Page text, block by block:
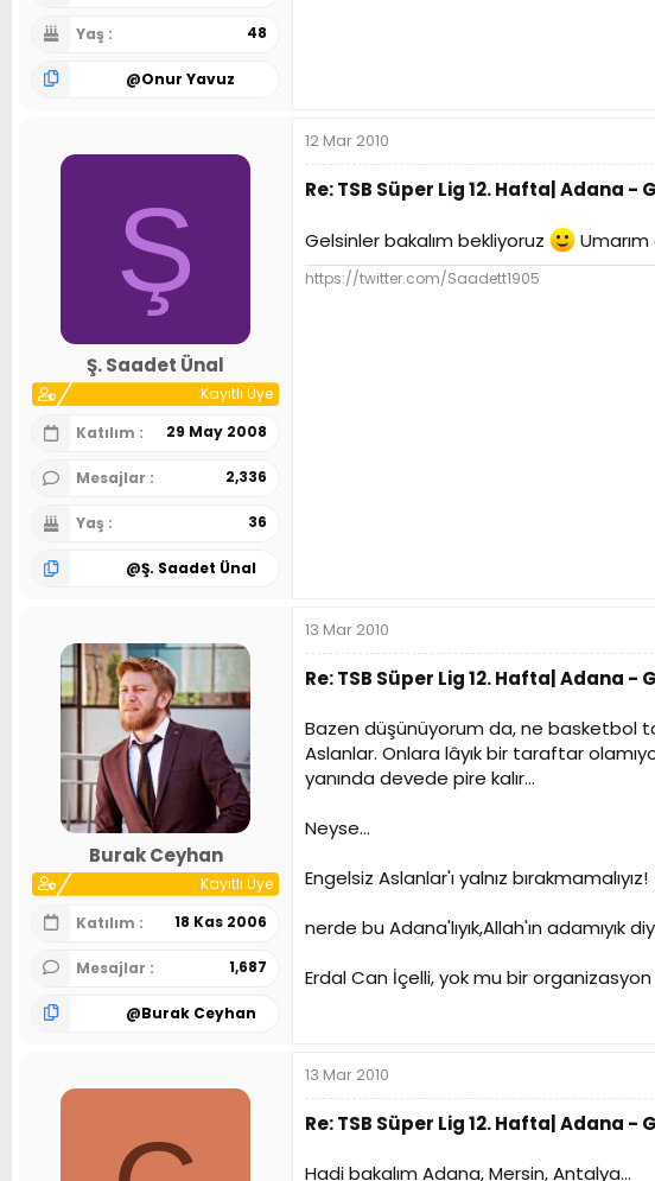
Yaş 48
@Onur Yavuz
Ş
Ş. Saadet Ünal
Kayıtlı Üye
Katılım
29 May 2008
Mesajlar 2,336
Yaş 36
@Ş. Saadet Ünal
12 Mar 2010
Re: TSB Süper Lig 12. Hafta| Adana -
Gelsinler bakalım bekliyoruz Umarım
https://twitter.com/Saadett1905
Burak Ceyhan
Kayıtlı Üye
Katılım
18 Kas 2006
Mesajlar 1,687
@Burak Ceyhan
13 Mar 2010
Re: TSB Süper Lig 12. Hafta| Adana -
Bazen düşünüyorum da, ne basketbol
Aslanlar. Onlara lâyık bir taraftar
yanında devede pire kalır...
Neyse...
Engelsiz Aslanlar'ı yalnız bırakmamalıyız!
nerde bu Adana'lıyık,Allah'ın adamıyık
Erdal Can İçelli, yok mu bir organizasyon
13 Mar 2010
Re: TSB Süper Lig 12. Hafta| Adana -
Hadi bakalım Adana, Mersin, Antalya...